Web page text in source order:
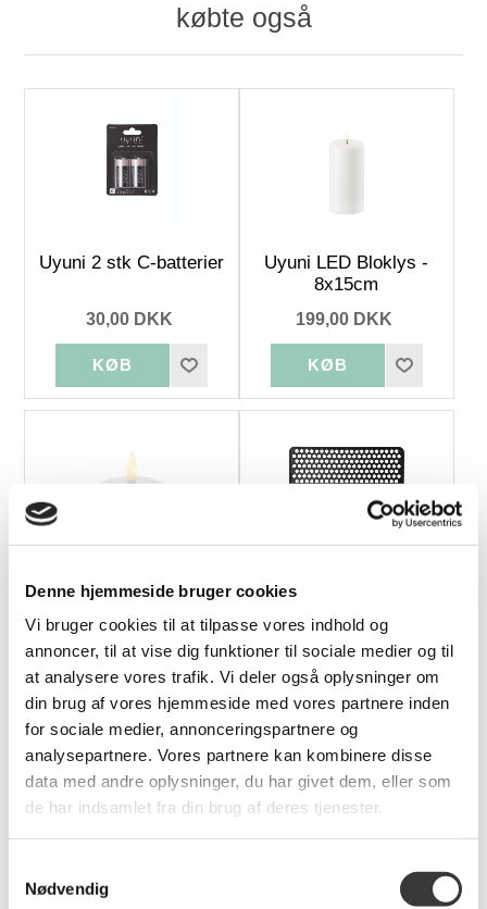
Denne hjemmeside bruger cookies
Vi bruger cookies til at tilpasse vores indhold og
annoncer, til at vise dig funktioner til sociale medier og til
at analysere vores trafik. Vi deler også oplysninger om
din brug af vores hjemmeside med vores partnere inden
for sociale medier, annonceringspartnere og
analysepartnere. Vores partnere kan kombinere disse
data med andre oplysninger, du har givet dem, eller som
de har indsamlet fra din brug af deres tjenester.
Nødvendig
købte også
Uyuni 2 stk C-batterier
30,00 DKK
Uyuni LED Bloklys -
8x15cm
199,00 DKK
Uyuni Maxi LED
Fyrfadslys - Ø6,1cm
129,00 DKK
Dot gummi dørmåtte,
399,95 DKK
Relaterede produkter